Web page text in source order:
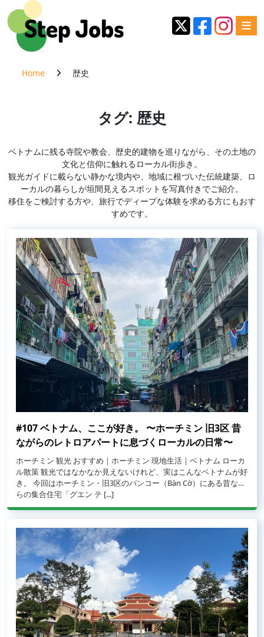
Home 歴史
タグ: 歴史
ベトナムに残る寺院や教会、歴史的建物を巡りながら、その土地の
文化と信仰に触れるローカル街歩き。
観光ガイドに載らない静かな境内や、地域に根づいた伝統建築、ロ
ーカルの暮らしが垣間見えるスポットを写真付きでご紹介。
移住をご検討する方や、旅行でディープな体験を求める方にもおす
すめです。
#107 ベトナム、ここが好き。 〜ホーチミン 旧3区 昔
ながらのレトロアパートに息づくローカルの日常〜
ホーチミン 観光 おすすめ｜ホーチミン 現地生活｜ベトナム ローカ
ル散策 観光ではなかなか見えないけれど、実はこんなベトナムが好
き。 今回はホーチミン・旧3区のバンコー（Bàn Cờ）にある昔なが
らの集合住宅「グエン テ [...]
from #107 ベトナム、ここが好き。 〜ホーチミン 旧3区 昔ながらのレ